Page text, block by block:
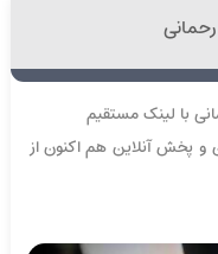
با لینک مستقیم
و پخش آنلاین هم اکنون از